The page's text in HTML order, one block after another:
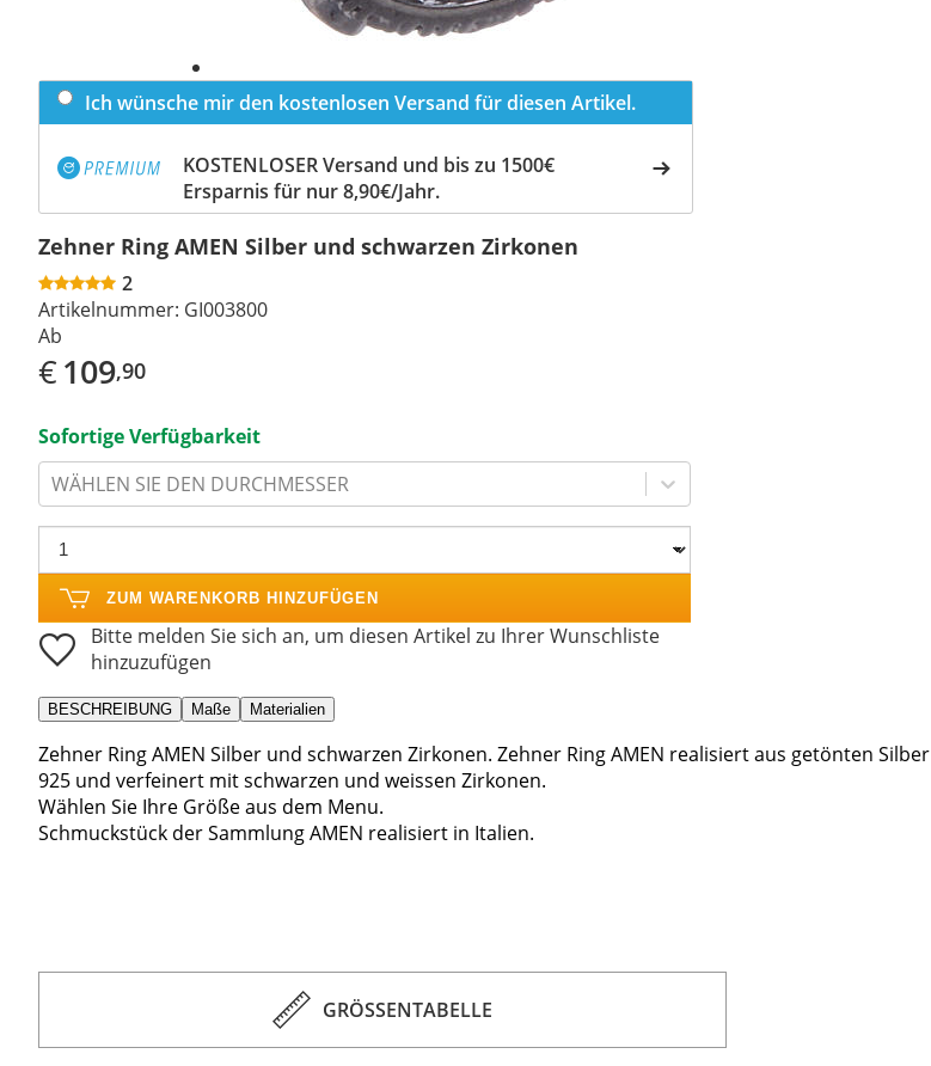
Ich wünsche mir den kostenlosen Versand für diesen Artikel.
KOSTENLOSER Versand und bis zu 1500€
Ersparnis für nur 8,90€/Jahr.
Zehner Ring AMEN Silber und schwarzen Zirkonen
2
Artikelnummer: GI003800
Ab
€109,90
Sofortige Verfügbarkeit
WÄHLEN SIE DEN DURCHMESSER
ZUM WARENKORB HINZUFÜGEN
Bitte melden Sie sich an, um diesen Artikel zu Ihrer Wunschliste
hinzuzufügen
BESCHREIBUNG Maße Materialien
Zehner Ring AMEN Silber und schwarzen Zirkonen. Zehner Ring AMEN realisiert aus getönten Silber
925 und verfeinert mit schwarzen und weissen Zirkonen.
Wählen Sie Ihre Größe aus dem Menu.
Schmuckstück der Sammlung AMEN realisiert in Italien.
GRÖSSENTABELLE